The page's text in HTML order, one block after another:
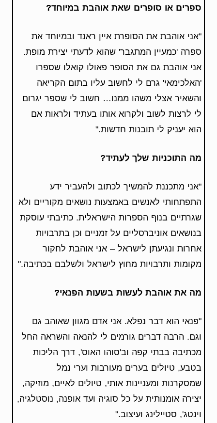
ספרים או סופרים שאת אוהבת במיוחד?
"אני אוהבת את הסופרת איין ראנד ובמיוחד את
ספרה 'כמעיין המתגבר' שהוא לדעתי יצירת מופת.
אני אוהבת גם את הסופר פאולו קואלו שספרו
'האלכימאי' גרם לי לחשוב עליו בתום הקריאה
והשאיר אצלי משהו ממנו… חשוב לי שספר יגרום
לי לרצות לשוב ולקרוא אותו בעתיד ולראות אם
הוא יעניק לי תובנות חדשות."
מה התוכניות שלך לעתיד?
"אני מתכננת להמשיך לכתוב ולהעביר ידע
התפתחותי לאנשים באמצעות נושאים מקוריים ולא
שגרתיים בנוף הספרות הישראלית. כתיבתי עוסקת
בנושאים אוניברסליים על זמניים וכן בתרבויות
אחרות ונגיעתן לישראל – אני אוהבת לחקור
מקומות ותרבויות מחוץ לישראל ולשלבם בכתיבה."
מה את אוהבת לעשות בשעות הפנאי?
"פנאי הוא דבר נפלא. אני אדם מגוון שאוהב גם
וגם. הרבה דברים גורמים לי להנאה והשראה החל
מכתיבה בבתי קפה וב'סוהו האוס', דרך הליכות
בטבע, טיולים בערים מעורבות וערי נמל
שמסקרנות ומעניינות אותי, טיולים לאיים, מוזיקה,
יצירה אומנותית על כל סוגיה ועד אופנה, נוסטלגיה,
וינטג', סטיילינג ועיצוב."